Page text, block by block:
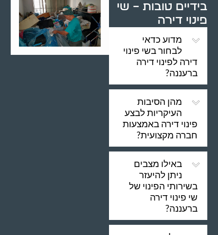
בידיים טובות – שי
פינוי דירה
מדוע כדאי
לבחור בשי פינוי
דירה לפינוי דירה
ברעננה?
מהן הסיבות
העיקריות לבצע
פינוי דירה באמצעות
חברה מקצועית?
באילו מצבים
ניתן להיעזר
בשירותי הפינוי של
שי פינוי דירה
ברעננה?